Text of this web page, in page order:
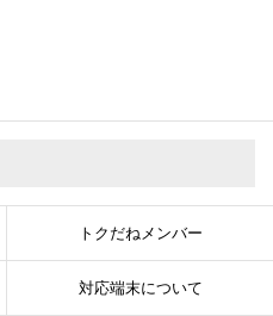
トクだねメンバー
対応端末について